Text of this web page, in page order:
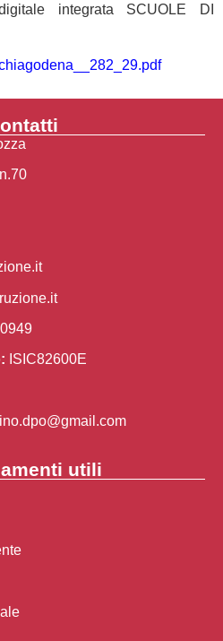
integrata SCUOLE DI
ISIC82600E
utili